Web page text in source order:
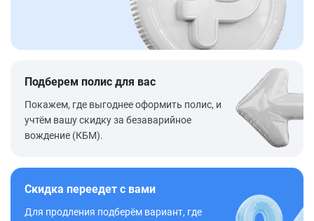
Подберем полис для вас
Покажем, где выгоднее оформить полис, и
учтём вашу скидку за безаварийное
вождение (КБМ).
Скидка переедет с вами
Для продления подберём вариант, где